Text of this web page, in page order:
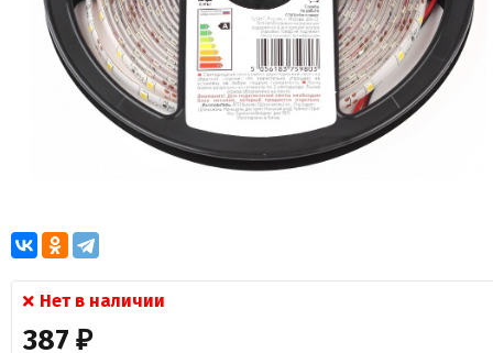
Нет в наличии
387 ₽